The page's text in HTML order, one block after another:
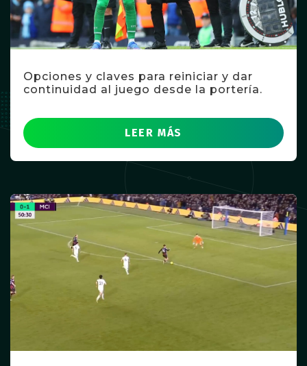
Opciones y claves para reiniciar y dar
continuidad al juego desde la portería.
LEER MÁS